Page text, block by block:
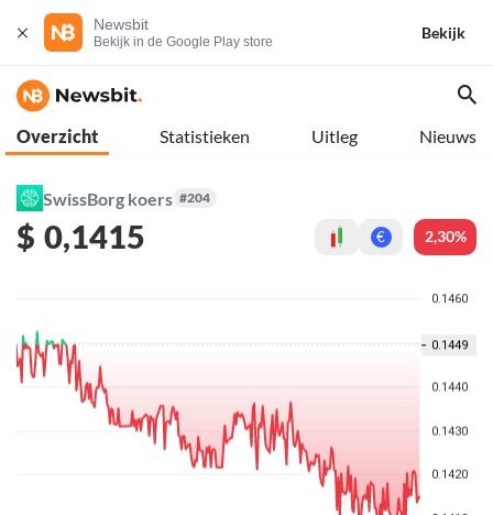
Newsbit
Bekijk in de Google Play store
Bekijk
Overzicht Statistieken Uitleg Nieuws
SwissBorg koers #204
$ 0,1415 € 2,30%